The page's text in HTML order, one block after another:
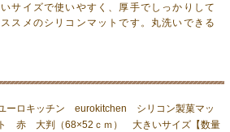
サイズで使いやすく、厚手でしっかりして
スメのシリコンマットです。丸洗いできる
ーロキッチン eurokitchen シリコン製菓マッ
ト 赤 大判（68×52ｃｍ） 大きいサイズ【数量